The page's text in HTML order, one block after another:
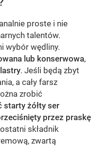
proste i nie
talentów.
wybór wędliny.
lub konserwowa,
. Jeśli będą zbyt
a cały farsz
zrobić
starty żółty ser
przez praskę
składnik
zwartą